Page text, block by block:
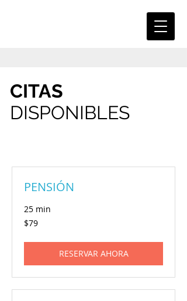
CITAS
DISPONIBLES
PENSIÓN
25 min
79
pesos
$79
RESERVAR AHORA